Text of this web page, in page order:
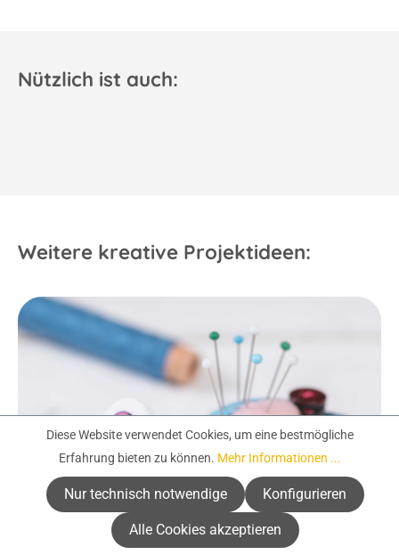
Nützlich ist auch:
Weitere kreative Projektideen:
Diese Website verwendet Cookies, um eine bestmögliche
Erfahrung bieten zu können. Mehr Informationen ...
Nur technisch notwendige Konfigurieren
Alle Cookies akzeptieren